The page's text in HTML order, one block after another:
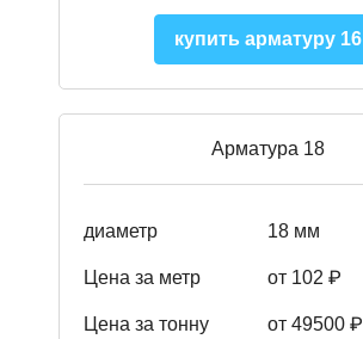
купить арматуру 16
Арматура 18
диаметр 18 мм
Цена за метр от 102 ₽
Цена за тонну от 49500 ₽